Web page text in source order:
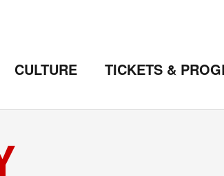
CULTURE TICKETS &